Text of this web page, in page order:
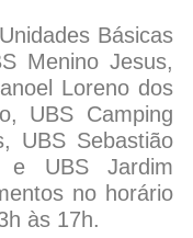
Básicas
Menino Jesus,
Loreno dos
UBS Camping
UBS Sebastião
e UBS Jardim
no horário
às 17h.